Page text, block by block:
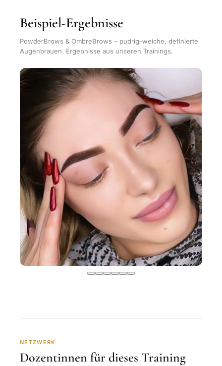
Beispiel-Ergebnisse
PowderBrows & OmbreBrows – pudrig-weiche, definierte
Augenbrauen. Ergebnisse aus unseren Trainings.
NETZWERK
Dozentinnen für dieses Training